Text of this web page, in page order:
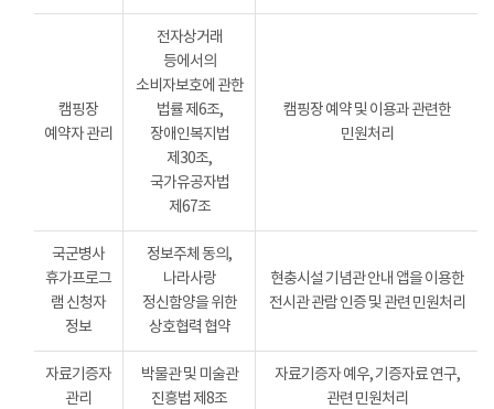
캠핑장
예약자 관리
전자상거래
등에서의
소비자보호에 관한
법률 제6조,
장애인복지법
제30조,
국가유공자법
제67조
캠핑장 예약 및 이용과 관련한
민원처리
국군병사
휴가프로그
램 신청자
정보
정보주체 동의,
나라사랑
정신함양을 위한
상호협력 협약
현충시설 기념관 안내 앱을 이용한
전시관 관람 인증 및 관련 민원처리
자료기증자
관리
박물관 및 미술관
진흥법 제8조
자료기증자 예우, 기증자료 연구,
관련 민원처리